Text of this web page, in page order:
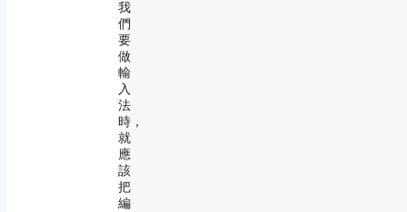
我
們
要
做
輸
入
法
時，
就
應
該
把
編